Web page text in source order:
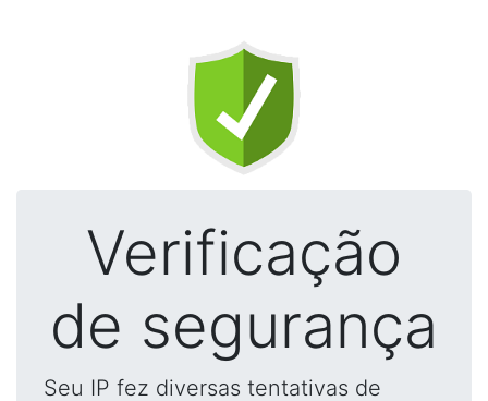
Verificação
de segurança
Seu IP fez diversas tentativas de